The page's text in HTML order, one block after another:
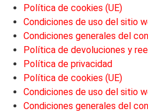
Política de cookies (UE)
Condiciones de uso del sitio
Condiciones generales del
Política de devoluciones y
Política de privacidad
Política de cookies (UE)
Condiciones de uso del sitio
Condiciones generales del